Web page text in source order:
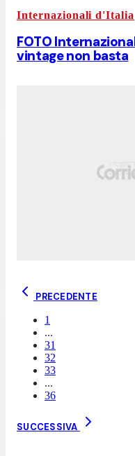
Internazionali d'Italia
FOTO
vintage non basta
PRECEDENTE
1
...
31
32
33
...
36
SUCCESSIVA